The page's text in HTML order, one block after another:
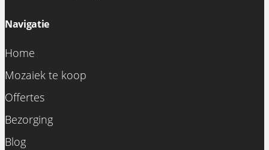
Navigatie
Home
Mozaiek te koop
Offertes
Bezorging
Blog